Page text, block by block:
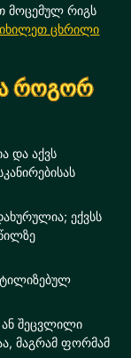
მოცემულ რიგს
იხილეთ ცხრილი
როგორ
და აქვს
ექვსს
ან შეცვლილი
მაგრამ ფორმამ